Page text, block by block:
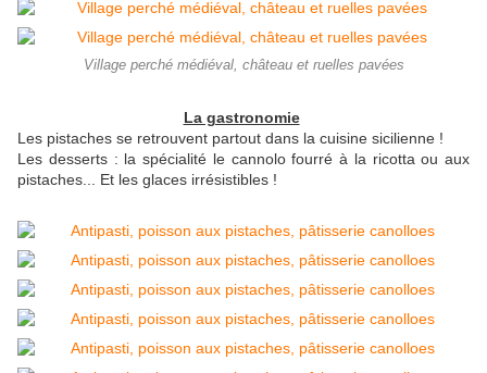
Village perché médiéval, château et ruelles pavées
La gastronomie
Les pistaches se retrouvent partout dans la cuisine sicilienne !
Les desserts : la spécialité le cannolo fourré à la ricotta ou aux
pistaches... Et les glaces irrésistibles !